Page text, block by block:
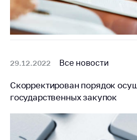
геральдические
символы
5 лет МАРТ
Антимонопольное
регулирование и
конкуренция
Торговля и услуги
29.12.2022 Все новости
Скорректирован порядок
государственных закупок